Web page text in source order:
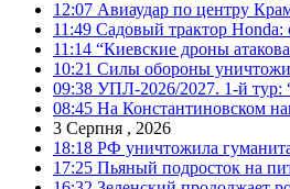
12:07 Авиаудар по центру
11:49 Садовый трактор Honda:
11:14 “Киевские дроны
10:21 Силы обороны
09:38 УПЛ-2026/2027. 1-й тур:
08:45 На Константиновском
3 Серпня , 2026
18:18 РФ уничтожила
17:25 Пьяный подросток на